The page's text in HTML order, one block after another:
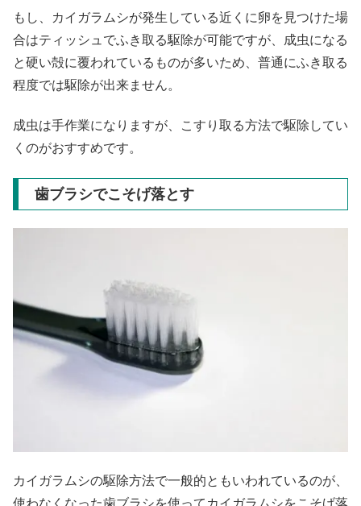
もし、カイガラムシが発生している近くに卵を見つけた場
合はティッシュでふき取る駆除が可能ですが、成虫になる
と硬い殻に覆われているものが多いため、普通にふき取る
程度では駆除が出来ません。
成虫は手作業になりますが、こすり取る方法で駆除してい
くのがおすすめです。
歯ブラシでこそげ落とす
カイガラムシの駆除方法で一般的ともいわれているのが、